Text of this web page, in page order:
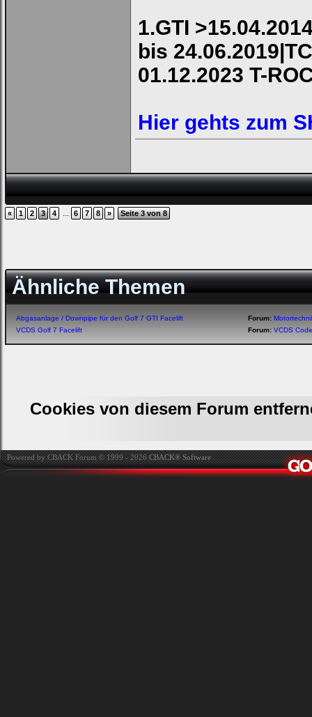
1.GTI
bis
01.12.2023 T-
Hier gehts zum
« 1 2 3 4 ... 6 7 8 » Seite 3 von 8
Ähnliche Themen
Abgasanlage / Downpipe für den Golf 7 GTI Facelift Forum:
VCDS Golf 7 Facelift
Forum: VCDS
Cookies von diesem Forum
Powered by CBACK Forum © 1999 - 2026CBACK® Software